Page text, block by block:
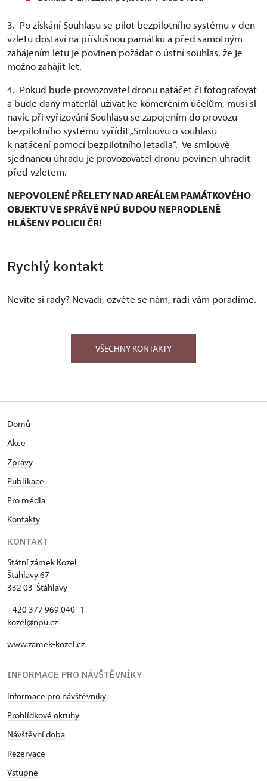
3. Po získání Souhlasu se pilot bezpilotního systému v den
vzletu dostaví na příslušnou památku a před samotným
zahájením letu je povinen požádat o ústní souhlas, že je
možno zahájit let.
4. Pokud bude provozovatel dronu natáčet či fotografovat
a bude daný materiál užívat ke komerčním účelům, musí si
navíc při vyřizování Souhlasu se zapojením do provozu
bezpilotního systému vyřídit „Smlouvu o souhlasu
k natáčení pomocí bezpilotního letadla“. Ve smlouvě
sjednanou úhradu je provozovatel dronu povinen uhradit
před vzletem.
NEPOVOLENÉ PŘELETY NAD AREÁLEM PAMÁTKOVÉHO
OBJEKTU VE SPRÁVĚ NPÚ BUDOU NEPRODLENĚ
HLÁŠENY POLICII ČR!
Rychlý kontakt
Nevíte si rady? Nevadí, ozvěte se nám, rádi vám poradíme.
VŠECHNY KONTAKTY
Domů
Akce
Zprávy
Publikace
Pro média
Kontakty
KONTAKT
Státní zámek Kozel
Štáhlavy 67
332 03 Štáhlavy
+420 377 969 040 -1
kozel@npu.cz
www.zamek-kozel.cz
INFORMACE PRO NÁVŠTĚVNÍKY
Informace pro návštěvníky
Prohlídkové okruhy
Návštěvní doba
Rezervace
Vstupné